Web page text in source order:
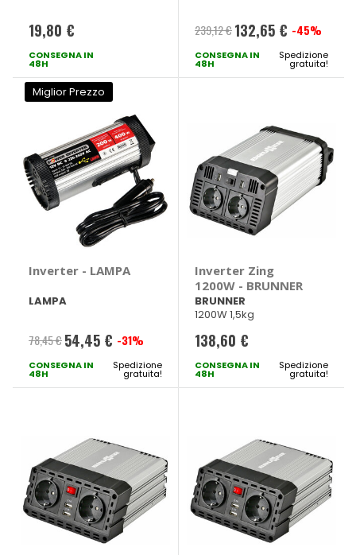
19,80 €
CONSEGNA IN
48H
239,12 € Prezzo
speciale
132,65 € -45%
CONSEGNA IN
48H
Spedizione
gratuita!
Miglior Prezzo
Inverter - LAMPA
LAMPA
78,45 € Prezzo
speciale
54,45 € -31%
CONSEGNA IN
48H
Spedizione
gratuita!
Inverter Zing
1200W - BRUNNER
BRUNNER
1200W 1,5kg
138,60 €
CONSEGNA IN
48H
Spedizione
gratuita!